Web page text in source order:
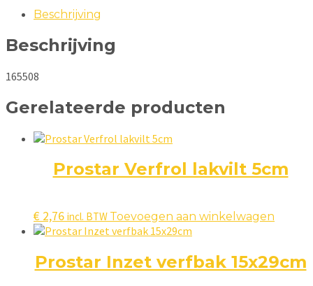
Beschrijving
Beschrijving
165508
Gerelateerde producten
Prostar Verfrol lakvilt 5cm
€ 2,76 incl. BTW Toevoegen aan winkelwagen
Prostar Inzet verfbak 15x29cm